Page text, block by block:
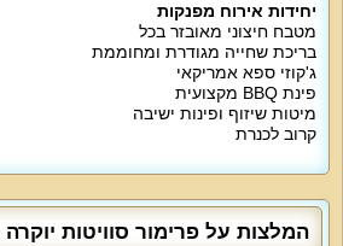
יחידות אירוח מפנקות
מטבח חיצוני מאובזר בכל
בריכת שחייה מגודרת ומחוממת
ג'קוזי ספא אמריקאי
פינת BBQ מקצועית
מיטות שיזוף ופינות ישיבה
קרוב לכנרת
לכנרת.
וכלי מיטה, שידות / ארון, מסך טלוויזיה עם ערוצי הוט,
רחצה, נוף לכנרת.
חצר נופש עשירה ומטופחת תקבל את פניכם עם
פינות ישיבה מול הנוף, מיטות שיזוף, ערסל, עמדת
הכנרת הקסומים.
המלצות על פרימור סוויטות